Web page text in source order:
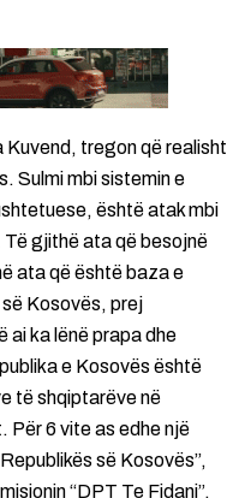
tregon që realisht
Sulmi mbi sistemin e
është atak mbi
gjithë ata që besojnë
ata që është baza e
Kosovës, prej
ai ka lënë prapa dhe
e Kosovës është
të shqiptarëve në
Për 6 vite as edhe një
së Kosovës”,
“DPT Te Fidani”.